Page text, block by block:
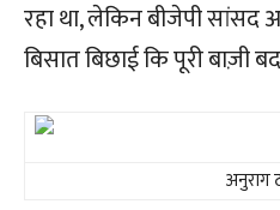
रहा था, लेकिन बीजेपी सांसद
बिसात बिछाई कि पूरी बाज़ी
अनुराग